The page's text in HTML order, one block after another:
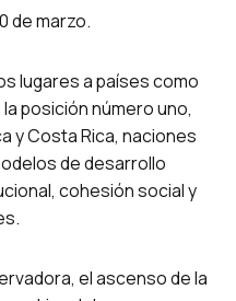
de marzo.
lugares a países como
posición número uno,
y Costa Rica, naciones
de desarrollo
cohesión social y
el ascenso de la